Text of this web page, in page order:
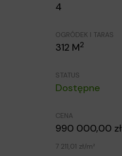
4
OGRÓDEK I TARAS
312 M2
STATUS
Dostępne
CENA
990 000,00 zł
7 211,01 zł/m²